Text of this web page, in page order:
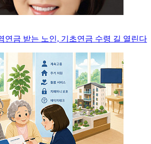
연금 받는 노인, 기초연금 수령 길 열린다